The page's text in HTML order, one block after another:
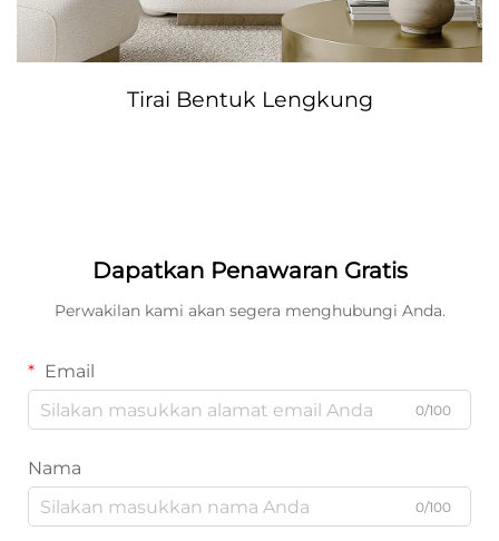
Tirai Bentuk Lengkung
Dapatkan Penawaran Gratis
Perwakilan kami akan segera menghubungi Anda.
Email
0/100
Nama
0/100